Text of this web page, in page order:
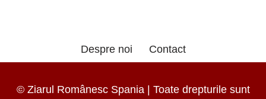
Despre noi Contact
© Ziarul Românesc Spania | Toate drepturile sunt